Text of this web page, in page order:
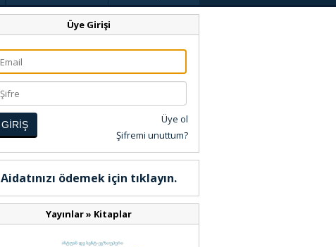
Üye Girişi
GİRİŞ
Üye ol
Şifremi unuttum?
Aidatınızı ödemek için tıklayın.
Yayınlar» Kitaplar